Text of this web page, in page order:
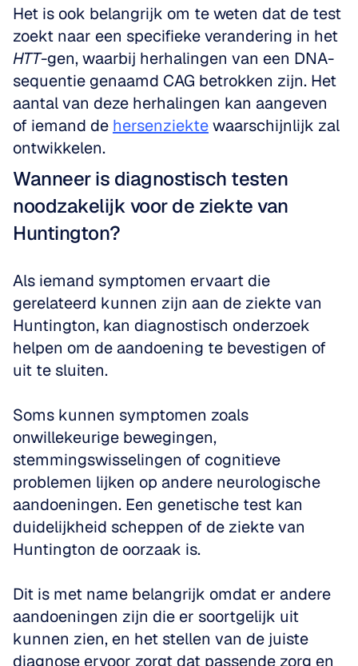
Het is ook belangrijk om te weten dat de test
HTT-gen, waarbij herhalingen van een DNA-
sequentie genaamd CAG betrokken zijn. Het
aantal van deze herhalingen kan aangeven
of iemand de hersenziekte waarschijnlijk zal
ontwikkelen.
Wanneer is diagnostisch testen
noodzakelijk voor de ziekte van
Huntington?
Als iemand symptomen ervaart die
gerelateerd kunnen zijn aan de ziekte van
Huntington, kan diagnostisch onderzoek
helpen om de aandoening te bevestigen of
uit te sluiten.
Soms kunnen symptomen zoals
onwillekeurige bewegingen,
stemmingswisselingen of cognitieve
problemen lijken op andere neurologische
aandoeningen. Een genetische test kan
duidelijkheid scheppen of de ziekte van
Huntington de oorzaak is.
Dit is met name belangrijk omdat er andere
aandoeningen zijn die er soortgelijk uit
kunnen zien, en het stellen van de juiste